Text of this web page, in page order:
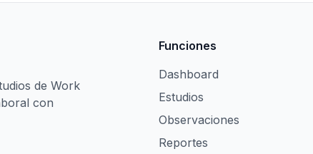
de Work
con
Funciones
Dashboard
Estudios
Observaciones
Reportes